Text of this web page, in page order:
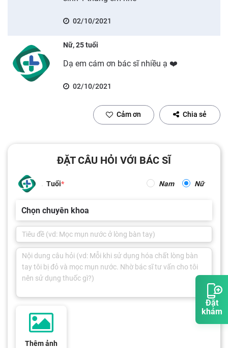
Đặt
khám
02/10/2021
Nữ, 25 tuổi
Dạ em cám ơn bác sĩ nhiều ạ ❤️
02/10/2021
Cảm ơn Chia sẻ
ĐẶT CÂU HỎI VỚI BÁC SĨ
Tuổi Nam Nữ
Chọn chuyên khoa
Thêm ảnh